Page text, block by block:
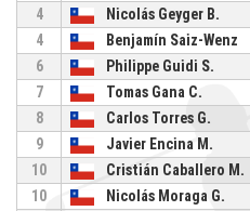
4
Nicolás Geyger B.
4
Benjamín Saiz-Wenz
6
Philippe Guidi S.
7
Tomas Gana C.
8
Carlos Torres G.
9
Javier Encina M.
10
Cristián Caballero M.
10
Nicolás Moraga G.